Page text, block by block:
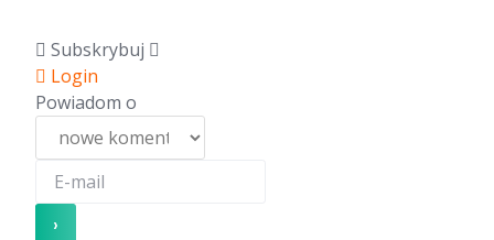
Subskrybuj
Login
Powiadom o